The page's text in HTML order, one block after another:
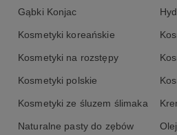
Gąbki Konjac
Kosmetyki koreańskie
Kosmetyki na rozstępy
Kosmetyki polskie
Kosmetyki ze śluzem ślimaka
Naturalne pasty do zębów